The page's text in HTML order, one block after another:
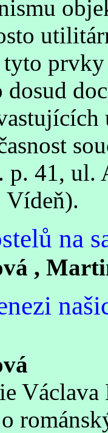
p. 41, ul.
Vídeň).
na
,